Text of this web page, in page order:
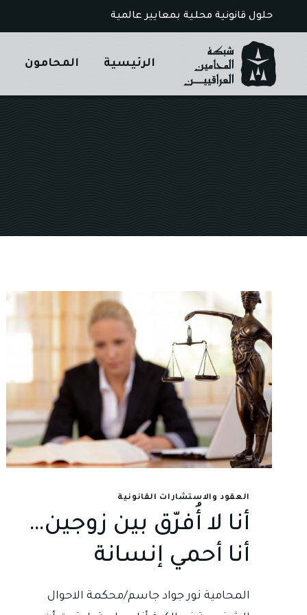
to
content
حلول قانونية محلية بمعايير عالمية
الرئيسية المحامون
العقود والاستشارات القانونية
أنا لا أُفرّق بين زوجين…
أنا أحمي إنسانة
المحامية نور جواد جاسم/محكمة الاحوال